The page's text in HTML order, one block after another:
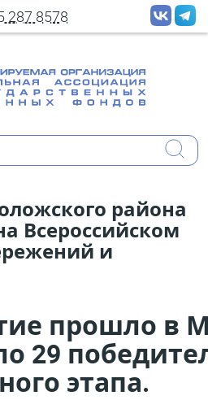
287 8578
района
Всероссийском
и
прошло в
29
этапа.